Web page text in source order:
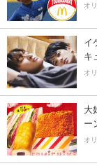
オ
イ
キ
オ
大
ー
オ